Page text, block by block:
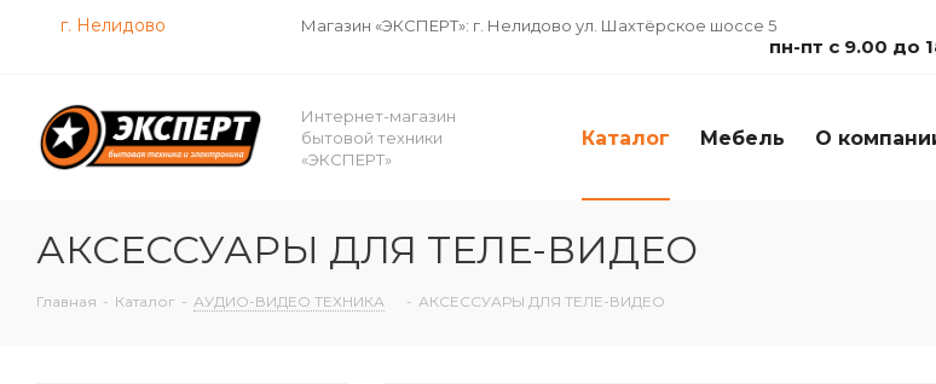
г. Нелидово Магазин «ЭКСПЕРТ»: г. Нелидово ул. Шахтёрское шоссе 5
пн-пт с 9.00 до
Интернет-магазин
бытовой техники
«ЭКСПЕРТ»
Каталог Мебель О
АКСЕССУАРЫ ДЛЯ ТЕЛЕ-ВИДЕО
Главная - Каталог - АУДИО-ВИДЕО ТЕХНИКА - АКСЕССУАРЫ ДЛЯ ТЕЛЕ-ВИДЕО